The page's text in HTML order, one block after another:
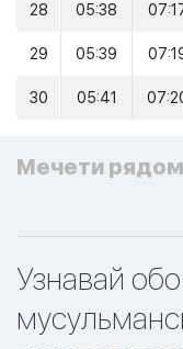
28 05:38
29 05:39
30 05:41
Мечети рядом
Узнавай